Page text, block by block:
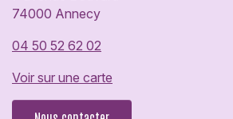
74000 Annecy
04 50 52 62 02
Voir sur une carte